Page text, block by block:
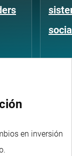
en inversión